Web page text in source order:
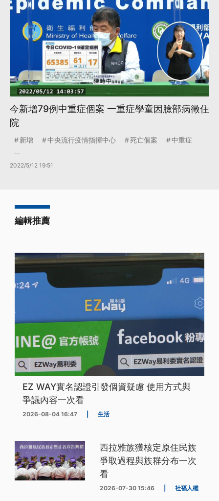
今新增79例中重症個案 一重症學童因臉部病徵住
院
新增 中央流行疫情指揮中心 死亡個案
中重症
...
2022/5/12 19:51
編輯推薦
EZ WAY實名認證引發個資疑慮 使用方式與
爭議內容一次看
2026-08-04 16:47 生活
西拉雅族獲核定原住民族
爭取過程與族群分布一次
看
2026-07-30 15:46 社福人權